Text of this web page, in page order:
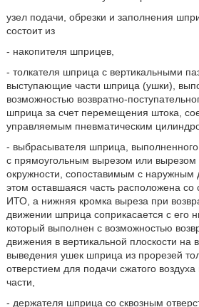
узел подачи, обрезки и заполнения
состоит из
- накопителя шприцев,
- толкателя шприца с вертикальными
выступающие части шприца (ушки),
возможностью возвратно-
шприца за счет перемещения штока,
управляемым пневматическим
- выбрасывателя шприца,
с прямоугольным вырезом или вырезом
окружности, сопоставимым с
этом оставшаяся часть расположена со
ИТО, а нижняя кромка выреза при
движении шприца соприкасается с его
который выполнен с возможностью
движения в вертикальной плоскости на
выведения ушек шприца из прорезей
отверстием для подачи сжатого
части,
- держателя шприца со сквозным